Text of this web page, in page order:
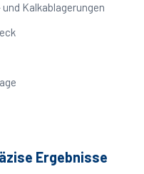
Kalkablagerungen
Ergebnisse